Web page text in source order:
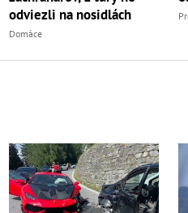
odviezli na nosidlách
Domáce